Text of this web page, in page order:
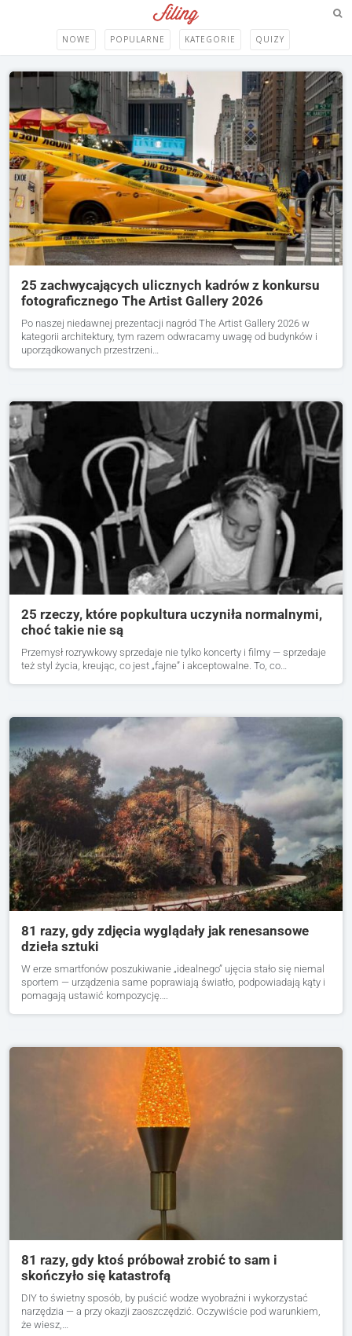
NOWE POPULARNE KATEGORIE QUIZY
25 zachwycających ulicznych kadrów z konkursu
fotograficznego The Artist Gallery 2026
Po naszej niedawnej prezentacji nagród The Artist Gallery 2026 w
kategorii architektury, tym razem odwracamy uwagę od budynków i
uporządkowanych przestrzeni…
25 rzeczy, które popkultura uczyniła normalnymi,
choć takie nie są
Przemysł rozrywkowy sprzedaje nie tylko koncerty i filmy — sprzedaje
też styl życia, kreując, co jest „fajne” i akceptowalne. To, co…
81 razy, gdy zdjęcia wyglądały jak renesansowe
dzieła sztuki
W erze smartfonów poszukiwanie „idealnego” ujęcia stało się niemal
sportem — urządzenia same poprawiają światło, podpowiadają kąty i
pomagają ustawić kompozycję….
81 razy, gdy ktoś próbował zrobić to sam i
skończyło się katastrofą
DIY to świetny sposób, by puścić wodze wyobraźni i wykorzystać
narzędzia — a przy okazji zaoszczędzić. Oczywiście pod warunkiem,
że wiesz,…